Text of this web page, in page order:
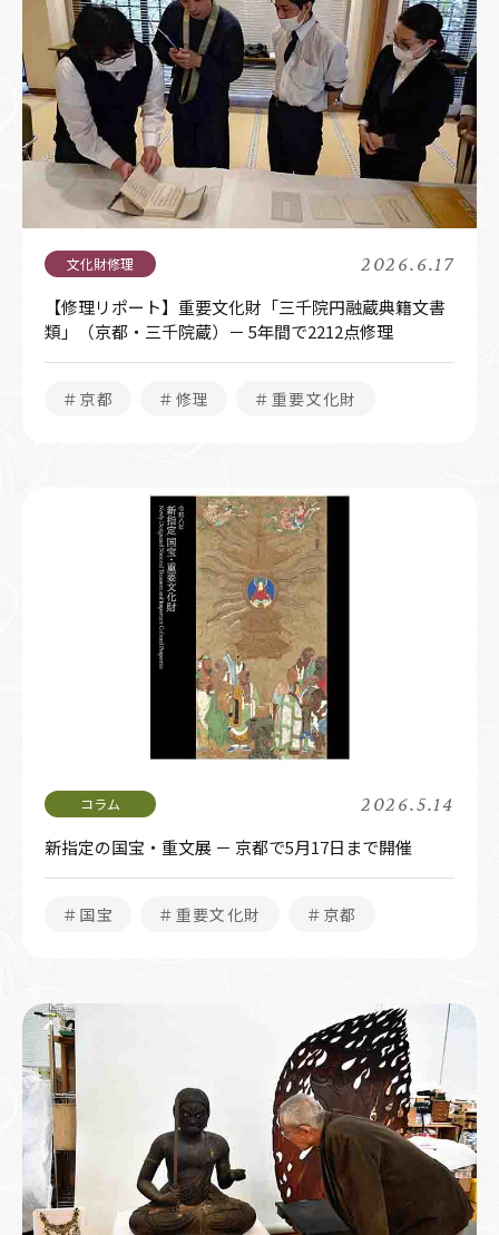
2026.6.17
【修理リポート】重要文化財「三千院円融蔵典籍文書
類」（京都・三千院蔵）－ 5年間で2212点修理
＃京都 ＃修理 ＃重要文化財
2026.5.14
新指定の国宝・重文展 － 京都で5月17日まで開催
＃国宝 ＃重要文化財 ＃京都